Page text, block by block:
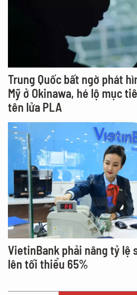
Trung Quốc bất ngờ phát
Mỹ ở Okinawa, hé lộ mục
tên lửa PLA
VietinBank phải nâng tỷ lệ
lên tối thiểu 65%